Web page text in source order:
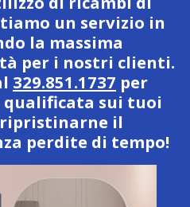
un servizio in
la massima
per i nostri clienti.
329.851.1737 per
qualificata sui tuoi
il
perdite di tempo!